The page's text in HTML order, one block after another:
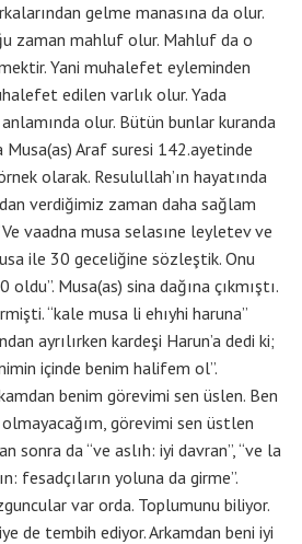
gelme manasına da olur.
zaman mahluf olur. Mahluf da o
Yani muhalefet eyleminden
edilen varlık olur. Yada
anlamında olur. Bütün bunlar kuranda
Musa(as) Araf suresi 142.ayetinde
olarak. Resulullah’ın hayatında
verdiğimiz zaman daha sağlam
vaadna musa selasıne leyletev ve
ile 30 geceliğine sözleştik. Onu
Musa(as) sina dağına çıkmıştı.
“kale musa li ehıyhi haruna”
ayrılırken kardeşi Harun’a dedi ki;
içinde benim halifem ol”.
benim görevimi sen üslen. Ben
görevimi sen üstlen
sonra da “ve aslıh: iyi davran”, “ve la
fesadçıların yoluna da girme”.
var orda. Toplumunu biliyor.
de tembih ediyor. Arkamdan beni iyi